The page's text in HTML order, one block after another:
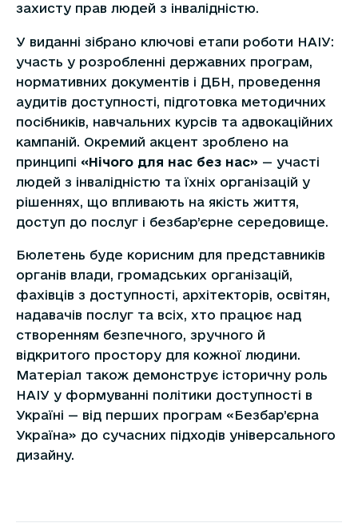
захисту прав людей з інвалідністю.
У виданні зібрано ключові етапи роботи НАІУ:
участь у розробленні державних програм,
нормативних документів і ДБН, проведення
аудитів доступності, підготовка методичних
посібників, навчальних курсів та адвокаційних
кампаній. Окремий акцент зроблено на
принципі «Нічого для нас без нас» — участі
людей з інвалідністю та їхніх організацій у
рішеннях, що впливають на якість життя,
доступ до послуг і безбар’єрне середовище.
Бюлетень буде корисним для представників
органів влади, громадських організацій,
фахівців з доступності, архітекторів, освітян,
надавачів послуг та всіх, хто працює над
створенням безпечного, зручного й
відкритого простору для кожної людини.
Матеріал також демонструє історичну роль
НАІУ у формуванні політики доступності в
Україні — від перших програм «Безбар’єрна
Україна» до сучасних підходів універсального
дизайну.